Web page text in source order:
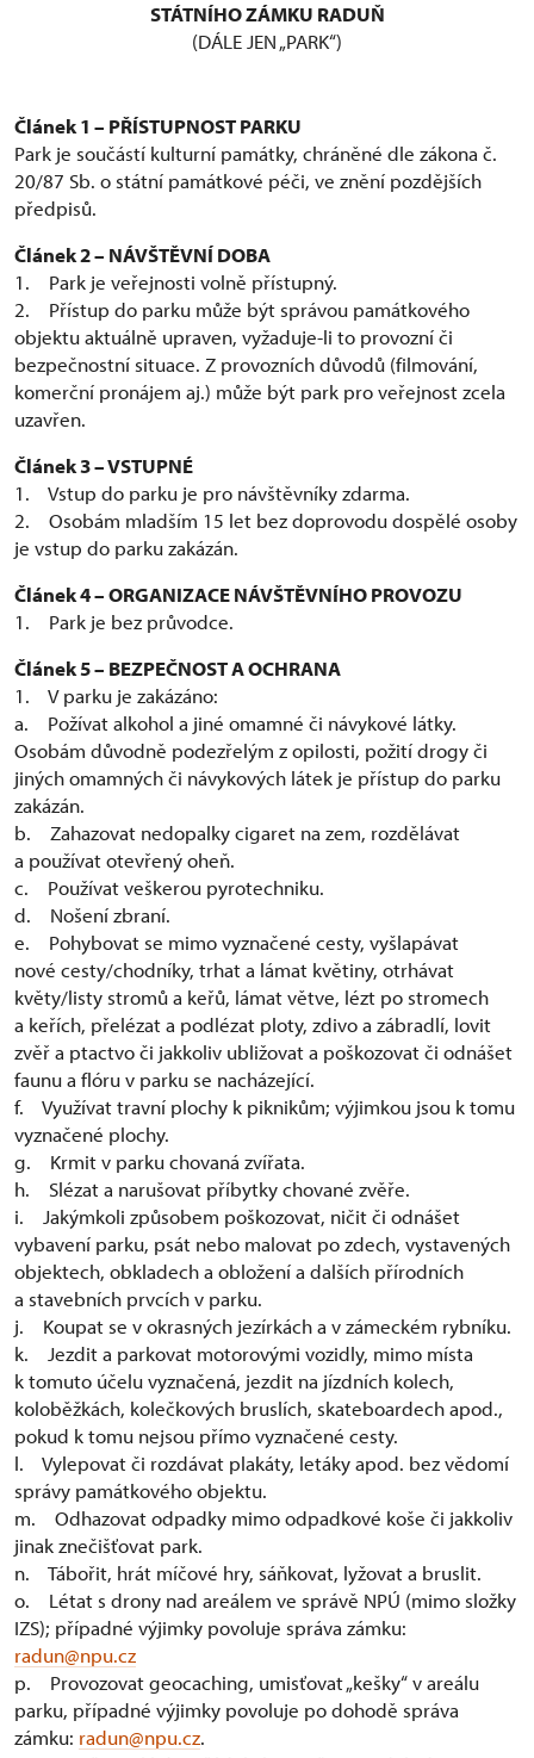
STÁTNÍHO ZÁMKU RADUŇ
(DÁLE JEN „PARK“)
Článek 1 – PŘÍSTUPNOST PARKU
Park je součástí kulturní památky, chráněné dle zákona č.
20/87 Sb. o státní památkové péči, ve znění pozdějších
předpisů.
Článek 2 – NÁVŠTĚVNÍ DOBA
1. Park je veřejnosti volně přístupný.
2. Přístup do parku může být správou památkového
objektu aktuálně upraven, vyžaduje-li to provozní či
bezpečnostní situace. Z provozních důvodů (filmování,
komerční pronájem aj.) může být park pro veřejnost zcela
uzavřen.
Článek 3 – VSTUPNÉ
1. Vstup do parku je pro návštěvníky zdarma.
2. Osobám mladším 15 let bez doprovodu dospělé osoby
je vstup do parku zakázán.
Článek 4 – ORGANIZACE NÁVŠTĚVNÍHO PROVOZU
1. Park je bez průvodce.
Článek 5 – BEZPEČNOST A OCHRANA
1. V parku je zakázáno:
a. Požívat alkohol a jiné omamné či návykové látky.
Osobám důvodně podezřelým z opilosti, požití drogy či
jiných omamných či návykových látek je přístup do parku
zakázán.
b. Zahazovat nedopalky cigaret na zem, rozdělávat
a používat otevřený oheň.
c. Používat veškerou pyrotechniku.
d. Nošení zbraní.
e. Pohybovat se mimo vyznačené cesty, vyšlapávat
nové cesty/chodníky, trhat a lámat květiny, otrhávat
květy/listy stromů a keřů, lámat větve, lézt po stromech
a keřích, přelézat a podlézat ploty, zdivo a zábradlí, lovit
zvěř a ptactvo či jakkoliv ubližovat a poškozovat či odnášet
faunu a flóru v parku se nacházející.
f. Využívat travní plochy k piknikům; výjimkou jsou k tomu
vyznačené plochy.
g. Krmit v parku chovaná zvířata.
h. Slézat a narušovat příbytky chované zvěře.
i. Jakýmkoli způsobem poškozovat, ničit či odnášet
vybavení parku, psát nebo malovat po zdech, vystavených
objektech, obkladech a obložení a dalších přírodních
a stavebních prvcích v parku.
j. Koupat se v okrasných jezírkách a v zámeckém rybníku.
k. Jezdit a parkovat motorovými vozidly, mimo místa
k tomuto účelu vyznačená, jezdit na jízdních kolech,
koloběžkách, kolečkových bruslích, skateboardech apod.,
pokud k tomu nejsou přímo vyznačené cesty.
l. Vylepovat či rozdávat plakáty, letáky apod. bez vědomí
správy památkového objektu.
m. Odhazovat odpadky mimo odpadkové koše či jakkoliv
jinak znečišťovat park.
n. Tábořit, hrát míčové hry, sáňkovat, lyžovat a bruslit.
o. Létat s drony nad areálem ve správě NPÚ (mimo složky
IZS); případné výjimky povoluje správa zámku:
radun@npu.cz
p. Provozovat geocaching, umisťovat „kešky“ v areálu
parku, případné výjimky povoluje po dohodě správa
zámku: radun@npu.cz.